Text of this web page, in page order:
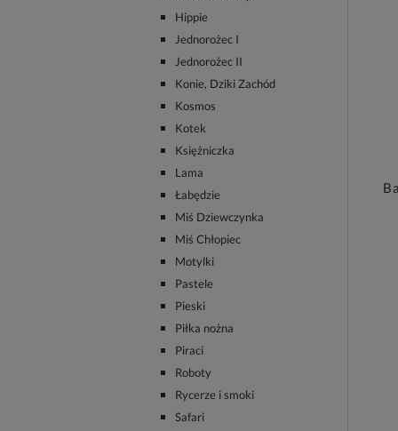
Hippie
Jednorożec I
Jednorożec II
Konie, Dziki Zachód
Kosmos
Kotek
Księżniczka
Lama
Łabędzie
Miś Dziewczynka
Miś Chłopiec
Motylki
Pastele
Pieski
Piłka nożna
Piraci
Roboty
Rycerze i smoki
Safari